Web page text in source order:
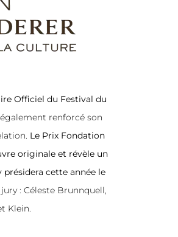
Officiel du Festival du
également renforcé son
Le Prix Fondation
originale et révèle un
présidera cette année le
: Céleste Brunnquell,
Klein.